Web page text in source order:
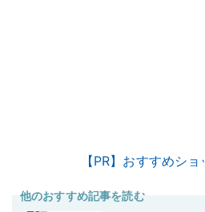
【PR】おすすめシ
他のおすすめ記事を読む